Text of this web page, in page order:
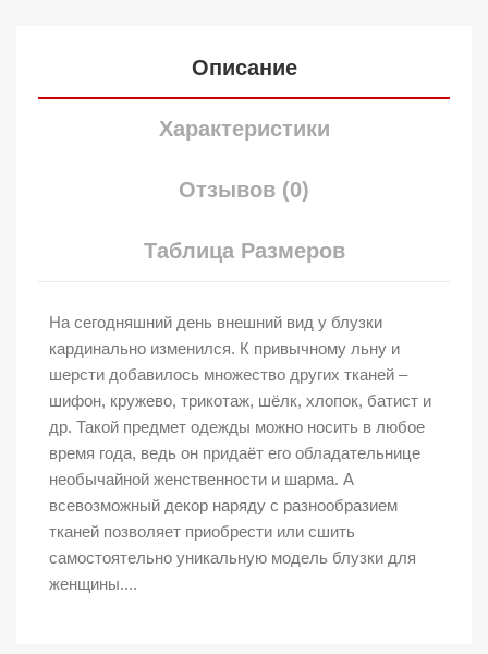
Описание
Характеристики
Отзывов (0)
Таблица Размеров
На сегодняшний день внешний вид у блузки
кардинально изменился. К привычному льну и
шерсти добавилось множество других тканей –
шифон, кружево, трикотаж, шёлк, хлопок, батист и
др. Такой предмет одежды можно носить в любое
время года, ведь он придаёт его обладательнице
необычайной женственности и шарма. А
всевозможный декор наряду с разнообразием
тканей позволяет приобрести или сшить
самостоятельно уникальную модель блузки для
женщины....